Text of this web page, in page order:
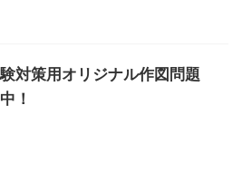
対策用オリジナル作図問題
！